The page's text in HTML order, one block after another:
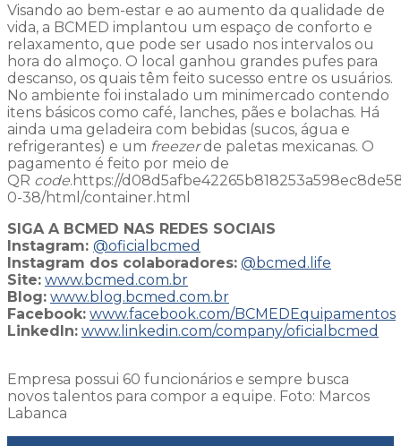
Visando ao bem-estar e ao aumento da qualidade de
vida, a BCMED implantou um espaço de conforto e
relaxamento, que pode ser usado nos intervalos ou
hora do almoço. O local ganhou grandes pufes para
descanso, os quais têm feito sucesso entre os usuários.
No ambiente foi instalado um minimercado contendo
itens básicos como café, lanches, pães e bolachas. Há
ainda uma geladeira com bebidas (sucos, água e
refrigerantes) e um freezerde paletas mexicanas. O
pagamento é feito por meio de
QR code.https://
0-38/html/container.html
SIGA A BCMED NAS REDES SOCIAIS
Instagram: @oficialbcmed
Instagram dos colaboradores: @bcmed.life
Site: www.bcmed.com.br
Blog: www.blog.bcmed.com.br
Facebook: www.facebook.com/BCMEDEquipamentos
LinkedIn: www.linkedin.com/company/oficialbcmed
Empresa possui 60 funcionários e sempre busca
novos talentos para compor a equipe. Foto: Marcos
Labanca